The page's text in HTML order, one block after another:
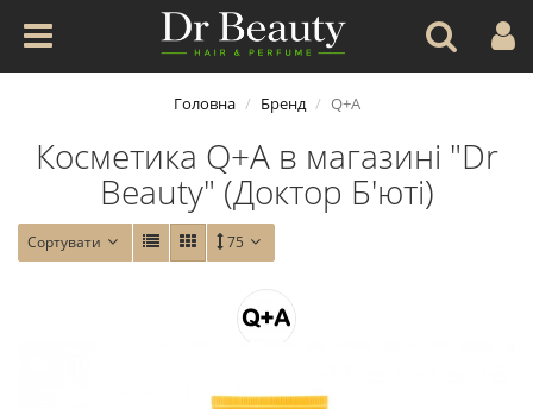
Головна Бренд Q+A
Косметика Q+A в магазині "Dr
Beauty" (Доктор Б'юті)
Сортувати 75